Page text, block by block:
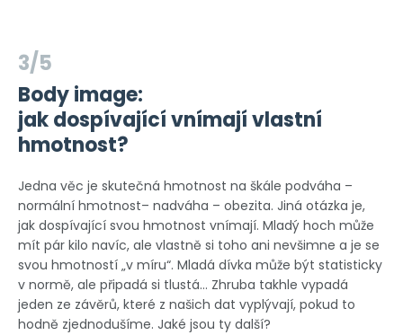
3/5
Body image:
jak dospívající vnímají vlastní
hmotnost?
Jedna věc je skutečná hmotnost na škále podváha –
normální hmotnost– nadváha – obezita. Jiná otázka je,
jak dospívající svou hmotnost vnímají. Mladý hoch může
mít pár kilo navíc, ale vlastně si toho ani nevšimne a je se
svou hmotností „v míru“. Mladá dívka může být statisticky
v normě, ale připadá si tlustá… Zhruba takhle vypadá
jeden ze závěrů, které z našich dat vyplývají, pokud to
hodně zjednodušíme. Jaké jsou ty další?